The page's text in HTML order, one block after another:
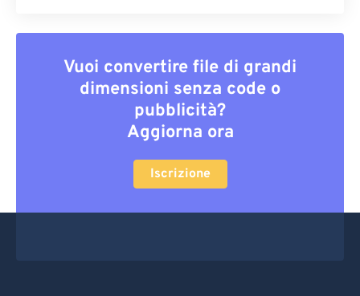
Vuoi convertire file di grandi
dimensioni senza code o
pubblicità?
Aggiorna ora
Iscrizione